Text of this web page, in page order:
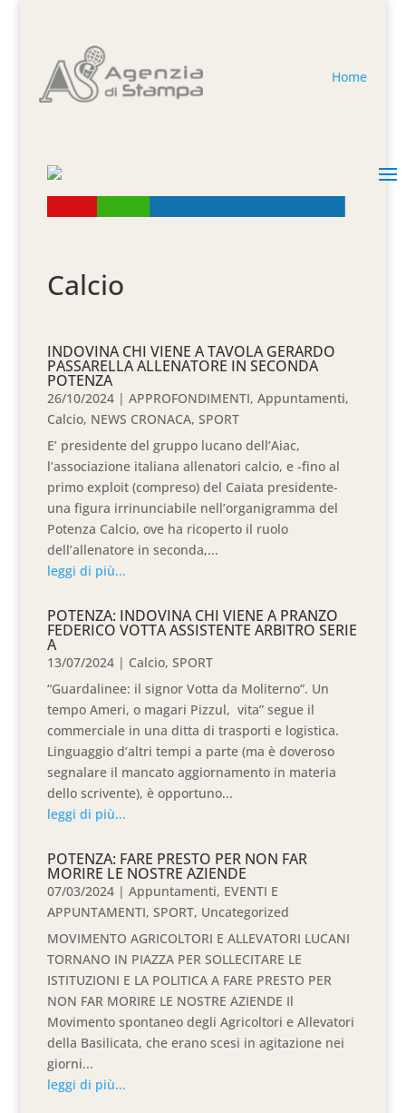
Home
Calcio
INDOVINA CHI VIENE A TAVOLA GERARDO
PASSARELLA ALLENATORE IN SECONDA
POTENZA
26/10/2024 |APPROFONDIMENTI,Appuntamenti,
Calcio, NEWS CRONACA,SPORT
E’ presidente del gruppo lucano dell’Aiac,
l’associazione italiana allenatori calcio, e -fino al
primo exploit (compreso) del Caiata presidente-
una figura irrinunciabile nell’organigramma del
Potenza Calcio, ove ha ricoperto il ruolo
dell’allenatore in seconda,...
leggi di più...
POTENZA: INDOVINA CHI VIENE A PRANZO
FEDERICO VOTTA ASSISTENTE ARBITRO SERIE
A
13/07/2024 | Calcio,SPORT
“Guardalinee: il signor Votta da Moliterno”. Un
tempo Ameri, o magari Pizzul, vita” segue il
commerciale in una ditta di trasporti e logistica.
Linguaggio d’altri tempi a parte (ma è doveroso
segnalare il mancato aggiornamento in materia
dello scrivente), è opportuno...
leggi di più...
POTENZA: FARE PRESTO PER NON FAR
MORIRE LE NOSTRE AZIENDE
07/03/2024 |Appuntamenti, EVENTI E
APPUNTAMENTI,SPORT, Uncategorized
MOVIMENTO AGRICOLTORI E ALLEVATORI LUCANI
TORNANO IN PIAZZA PER SOLLECITARE LE
ISTITUZIONI E LA POLITICA A FARE PRESTO PER
NON FAR MORIRE LE NOSTRE AZIENDE Il
Movimento spontaneo degli Agricoltori e Allevatori
della Basilicata, che erano scesi in agitazione nei
giorni...
leggi di più...